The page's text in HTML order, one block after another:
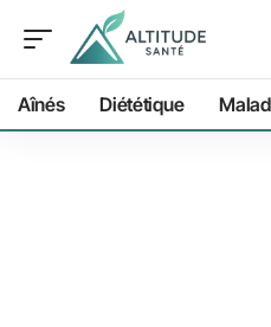
Aînés Diététique